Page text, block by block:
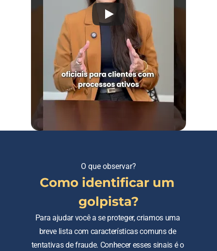
O que observar?
Como identificar um
golpista?
Para ajudar você a se proteger, criamos uma
breve lista com características comuns de
tentativas de fraude. Conhecer esses sinais é o